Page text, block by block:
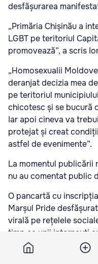
desfășurarea
„Primăria Chișinău a
LGBT pe teritoriul
promovează”, a scris
„Homosexualii
deranjat decizia mea
pe teritoriul
chicotesc și se bucură
Iar apoi cineva va
protejat și creat
astfel de evenimente”.
La momentul publicării
nu au comentat public
O pancartă cu
Marșul Pride
virală pe rețelele
timp ce unii internauți
întrebat cum ar fi fost
pancartă similară ar fi